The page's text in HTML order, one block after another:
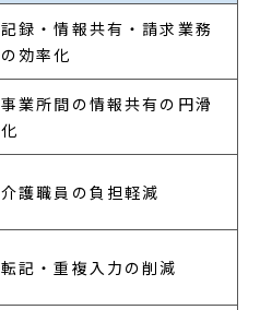
記録・情報共有・請求業務
の効率化
事業所間の情報共有の円滑
化
介護職員の負担軽減
転記・重複入力の削減